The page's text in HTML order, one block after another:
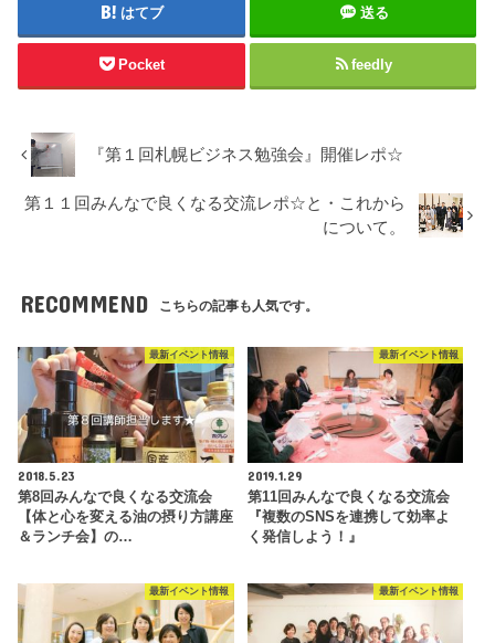
はてブ 送る
Pocket feedly
『第１回札幌ビジネス勉強会』開催レポ☆
第１１回みんなで良くなる交流レポ☆と・これから
について。
RECOMMEND こちらの記事も人気です。
最新イベント情報
2018.5.23
第8回みんなで良くなる交流会
【体と心を変える油の摂り方講座
＆ランチ会】の…
最新イベント情報
2019.1.29
第11回みんなで良くなる交流会
『複数のSNSを連携して効率よ
く発信しよう！』
最新イベント情報 最新イベント情報